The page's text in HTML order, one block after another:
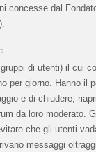
concesse dal
gruppi di utenti) il cui
per giorno. Hanno il
e di chiudere,
da loro moderato.
che gli utenti
messaggi